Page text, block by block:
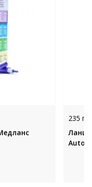
235
Auto-